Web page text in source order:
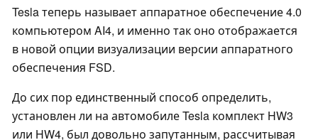
Tesla теперь называет аппаратное обеспечение 4.0
компьютером AI4, и именно так оно отображается
в новой опции визуализации версии аппаратного
обеспечения FSD.
До сих пор единственный способ определить,
установлен ли на автомобиле Tesla комплект HW3
или HW4, был довольно запутанным, рассчитывая